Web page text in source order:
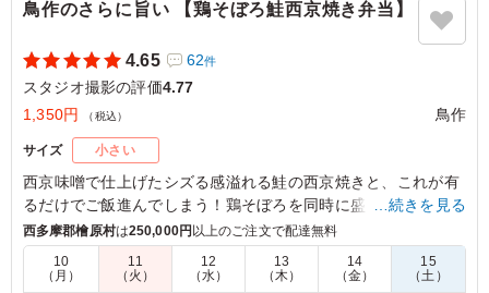
鳥作のさらに旨い 【鶏そぼろ鮭西京焼き弁当】
4.65 62件
スタジオ撮影の評価4.77
1,350円
（税込） 鳥作
サイズ 小さい
西京味噌で仕上げたシズる感溢れる鮭の西京焼きと、これが有
るだけでご飯進んでしまう！鶏そぼろを同時に盛り込んだ鳥羽
シェフが考える鶏そぼろロケ弁。味つけには独創的でシェフな
らではの感性が活きております。料理は幕の内風。鮭西京焼き
に「明太タルタルソース」を塗すとヤバいです。
…続きを見る
西多摩郡檜原村は250,000円以上のご注文で配達無料
10
（月）
11
（火）
12
（水）
13
（木）
14
（金）
15
（土）